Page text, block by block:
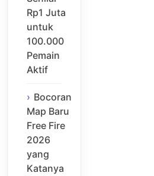
Rp1 Juta
untuk
100.000
Pemain
Aktif
Bocoran
Map Baru
Free Fire
2026
yang
Katanya